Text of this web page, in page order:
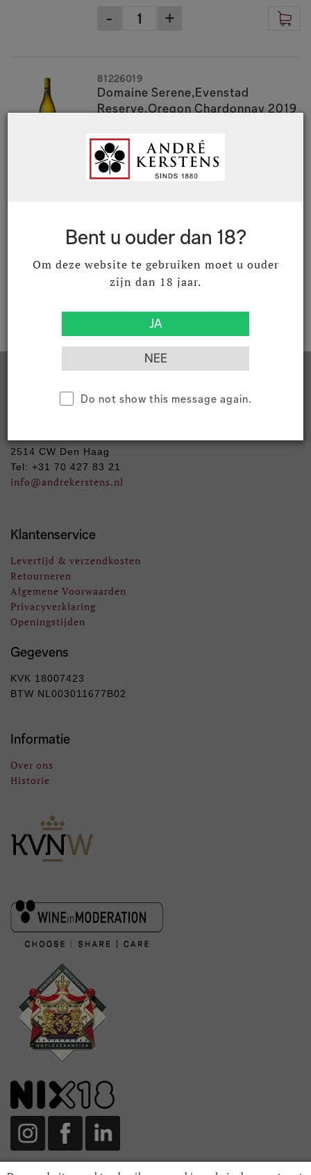
Bent u ouder dan 18?
Om deze website te gebruiken moet u ouder
zijn dan 18 jaar.
Do not show this message again.
Domaine Serene,Evenstad
Reserve,Oregon Chardonnay 2019
Willamette Valley AVA
€ 70,21 Excl. BTW € 84,95
81226019
15
2514 CW Den Haag
Tel: +31 70 427 83 21
info@andrekerstens.nl
Klantenservice
Levertijd & verzendkosten
Retourneren
Algemene Voorwaarden
Privacyverklaring
Openingstijden
Gegevens
KVK 18007423
BTW NL003011677B02
Informatie
Over ons
Historie